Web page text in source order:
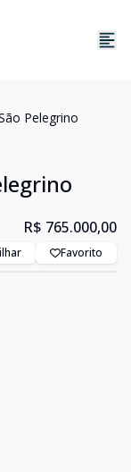
Pelegrino
R$ 765.000,00
Favorito